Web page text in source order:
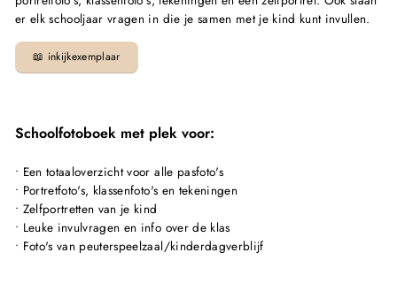
er elk schooljaar vragen in die je samen met je kind kunt invullen.
📖 inkijkexemplaar
Schoolfotoboek met plek voor:
• Een totaaloverzicht voor alle pasfoto's
• Portretfoto's, klassenfoto's en tekeningen
• Zelfportretten van je kind
• Leuke invulvragen en info over de klas
• Foto's van peuterspeelzaal/kinderdagverblijf